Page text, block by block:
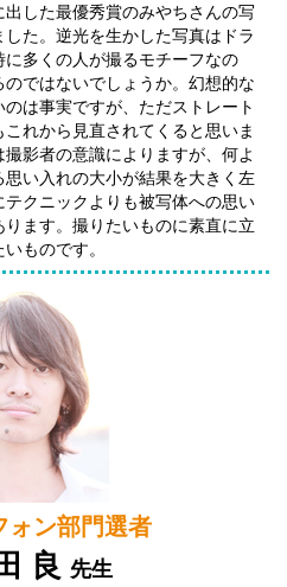
した最優秀賞のみやちさんの写
た。逆光を生かした写真はドラ
多くの人が撮るモチーフなの
ではないでしょうか。幻想的な
は事実ですが、ただストレート
れから見直されてくると思いま
影者の意識によりますが、何よ
い入れの大小が結果を大きく左
クニックよりも被写体への思い
ます。撮りたいものに素直に立
ものです。
ォン部門選者
良 先生